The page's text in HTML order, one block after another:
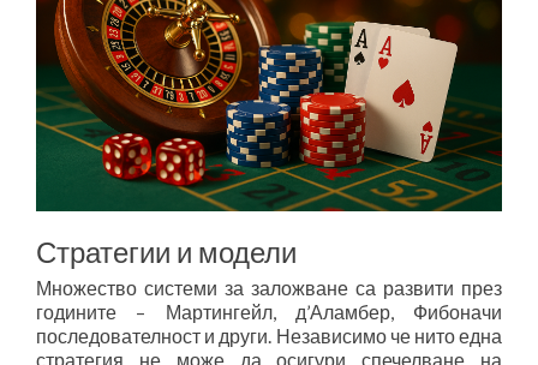
Стратегии и модели
Множество системи за заложване са развити през
годините – Мартингейл, д’Аламбер, Фибоначи
последователност и други. Независимо че нито една
стратегия не може да осигури спечелване на